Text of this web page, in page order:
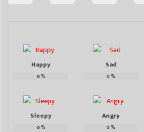
Happy
0%
Sad
0%
Sleepy
0%
Angry
0%